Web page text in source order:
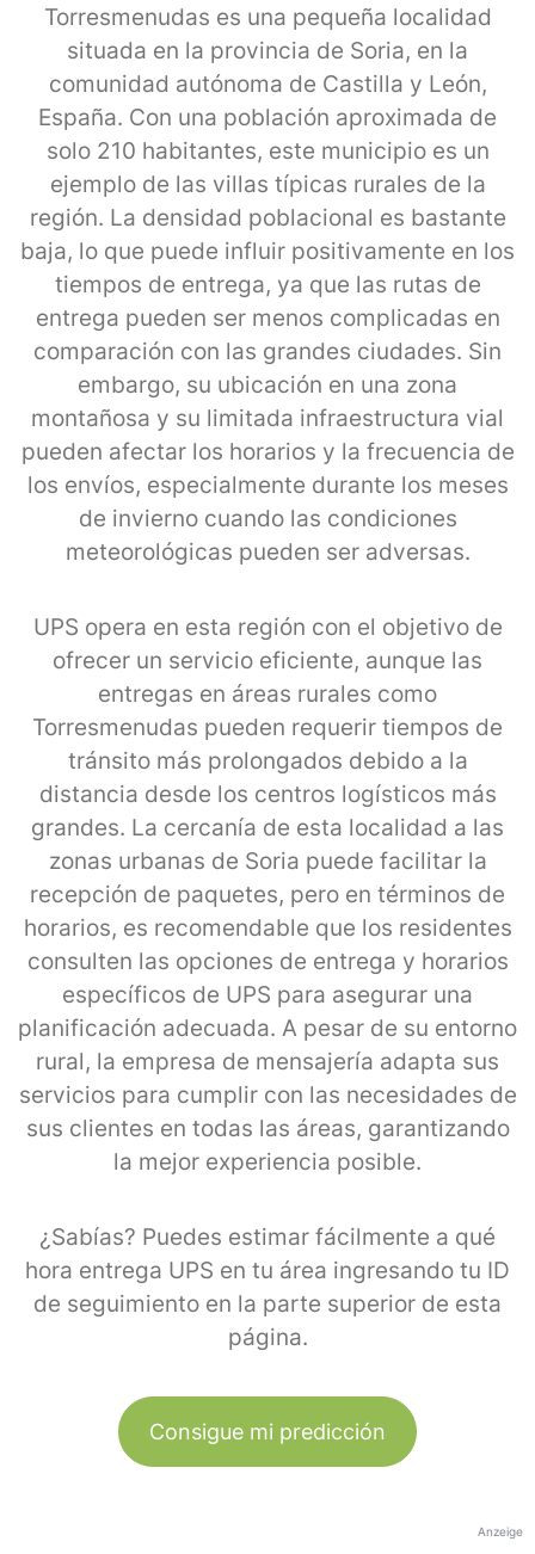
Torresmenudas es una pequeña localidad
situada en la provincia de Soria, en la
comunidad autónoma de Castilla y León,
España. Con una población aproximada de
solo 210 habitantes, este municipio es un
ejemplo de las villas típicas rurales de la
región. La densidad poblacional es bastante
baja, lo que puede influir positivamente en los
tiempos de entrega, ya que las rutas de
entrega pueden ser menos complicadas en
comparación con las grandes ciudades. Sin
embargo, su ubicación en una zona
montañosa y su limitada infraestructura vial
pueden afectar los horarios y la frecuencia de
los envíos, especialmente durante los meses
de invierno cuando las condiciones
meteorológicas pueden ser adversas.
UPS opera en esta región con el objetivo de
ofrecer un servicio eficiente, aunque las
entregas en áreas rurales como
Torresmenudas pueden requerir tiempos de
tránsito más prolongados debido a la
distancia desde los centros logísticos más
grandes. La cercanía de esta localidad a las
zonas urbanas de Soria puede facilitar la
recepción de paquetes, pero en términos de
horarios, es recomendable que los residentes
consulten las opciones de entrega y horarios
específicos de UPS para asegurar una
planificación adecuada. A pesar de su entorno
rural, la empresa de mensajería adapta sus
servicios para cumplir con las necesidades de
sus clientes en todas las áreas, garantizando
la mejor experiencia posible.
¿Sabías? Puedes estimar fácilmente a qué
hora entrega UPS en tu área ingresando tu ID
de seguimiento en la parte superior de esta
página.
Consigue mi predicción
Anzeige